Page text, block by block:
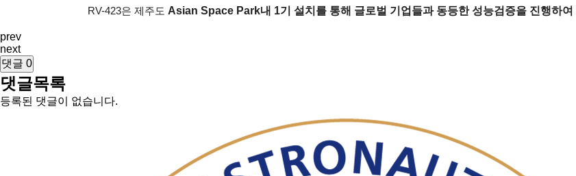
RV-423은 제주도 Asian Space Park내 1기 설치를 통해 글로벌 기업들과 동등한 성능검증을 진행하여
prev
next
댓글 0
댓글목록
등록된 댓글이 없습니다.